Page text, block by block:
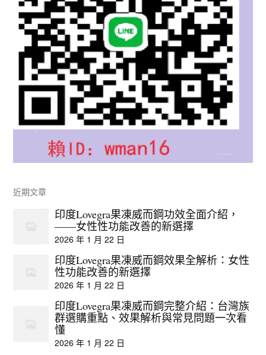
近期文章
印度Lovegra果凍威而鋼功效全面介紹，
——女性性功能改善的新選擇
2026 年 1 月 22 日
印度Lovegra果凍威而鋼效果全解析：女性
性功能改善的新選擇
2026 年 1 月 22 日
印度Lovegra果凍威而鋼完整介紹：台灣族
群選購重點、效果解析與常見問題一次看
懂
2026 年 1 月 22 日